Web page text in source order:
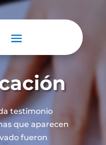
testimonio
que aparecen
fueron